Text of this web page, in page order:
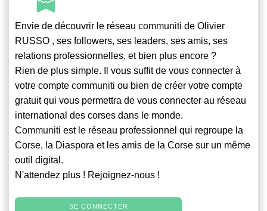
Envie de découvrir le réseau communiti de Olivier
RUSSO , ses followers, ses leaders, ses amis, ses
relations professionnelles, et bien plus encore ?
Rien de plus simple. Il vous suffit de vous connecter à
votre compte communiti ou bien de créer votre compte
gratuit qui vous permettra de vous connecter au réseau
international des corses dans le monde.
Communiti est le réseau professionnel qui regroupe la
Corse, la Diaspora et les amis de la Corse sur un même
outil digital.
N'attendez plus ! Rejoignez-nous !
SE CONNECTER